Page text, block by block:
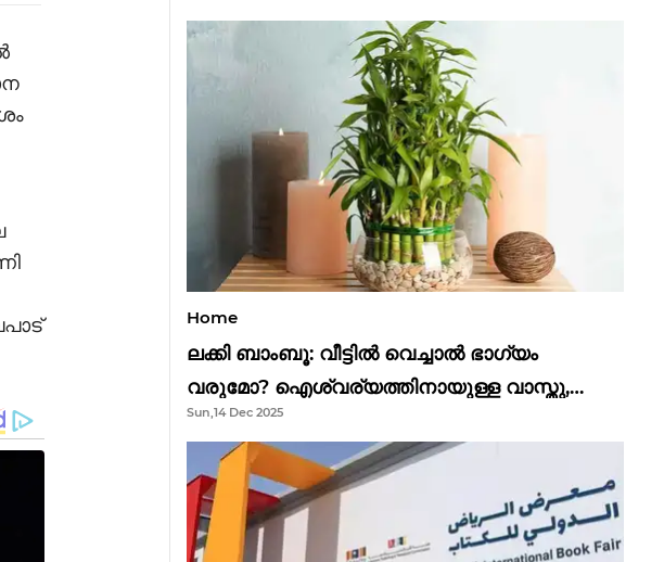
Home
ലക്കി ബാംബൂ: വീട്ടിൽ വെച്ചാൽ ഭാഗ്യം
വരുമോ? ഐശ്വര്യത്തിനായുള്ള വാസ്തു,
ഫെങ് ഷൂയി വിശ്വാസങ്ങൾ
Sun,14 Dec 2025